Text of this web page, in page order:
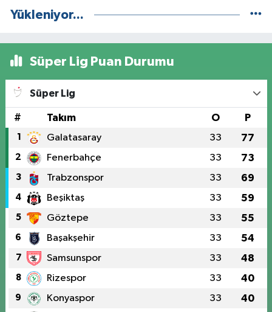
Yükleniyor...
Süper Lig Puan Durumu
Süper Lig
# Takım O P
1 Galatasaray 33 77
2 Fenerbahçe 33 73
3 Trabzonspor 33 69
4 Beşiktaş 33 59
5 Göztepe 33 55
6 Başakşehir 33 54
7 Samsunspor 33 48
8 Rizespor 33 40
9 Konyaspor 33 40